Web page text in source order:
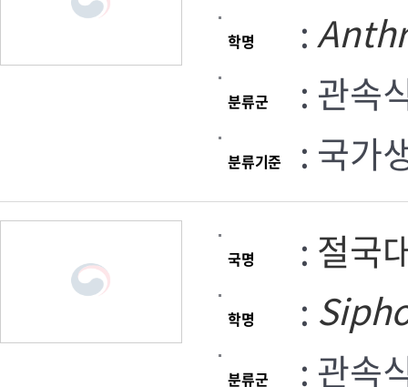
학명 :
분류군 : 관속
분류기준 : 국가
국명 : 절국
학명 :
분류군 : 관속